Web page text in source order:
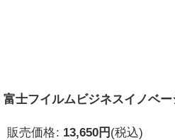
富士フイルムビジネスイノベ
販売価格: 13,650円 (税込)